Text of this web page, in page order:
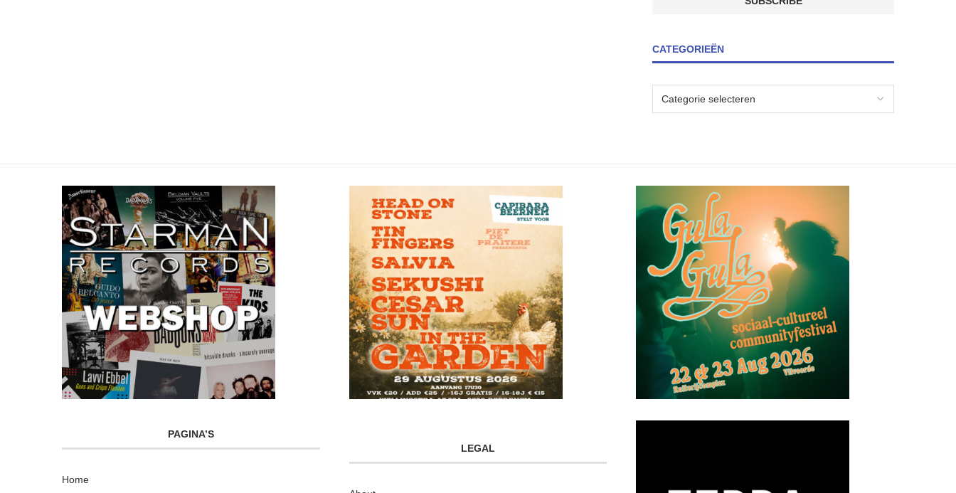
CATEGORIEËN
PAGINA’S
Home
LEGAL